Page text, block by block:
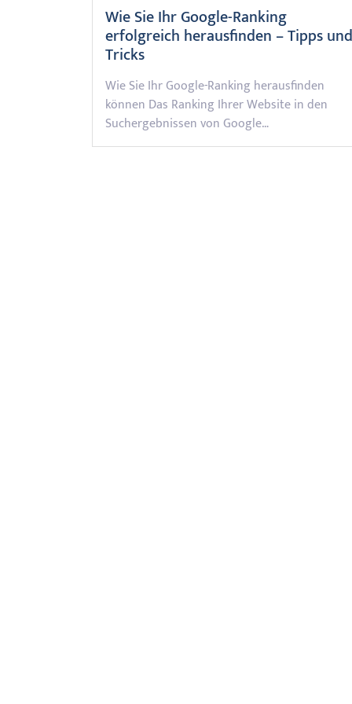
Wie Sie Ihr Google-Ranking
erfolgreich herausfinden – Tipps und
Tricks
Wie Sie Ihr Google-Ranking herausfinden
können Das Ranking Ihrer Website in den
Suchergebnissen von Google…